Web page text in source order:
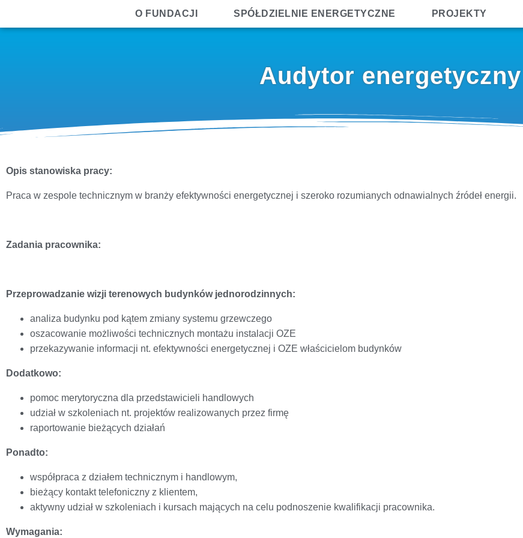
O FUNDACJI SPÓŁDZIELNIE ENERGETYCZNE PROJEKTY
Audytor energetyczny
Opis stanowiska pracy:
Praca w zespole technicznym w branży efektywności energetycznej i szeroko rozumianych odnawialnych źródeł energii.
Zadania pracownika:
Przeprowadzanie wizji terenowych budynków jednorodzinnych:
analiza budynku pod kątem zmiany systemu grzewczego
oszacowanie możliwości technicznych montażu instalacji OZE
przekazywanie informacji nt. efektywności energetycznej i OZE właścicielom budynków
Dodatkowo:
pomoc merytoryczna dla przedstawicieli handlowych
udział w szkoleniach nt. projektów realizowanych przez firmę
raportowanie bieżących działań
Ponadto:
współpraca z działem technicznym i handlowym,
bieżący kontakt telefoniczny z klientem,
aktywny udział w szkoleniach i kursach mających na celu podnoszenie kwalifikacji pracownika.
Wymagania: